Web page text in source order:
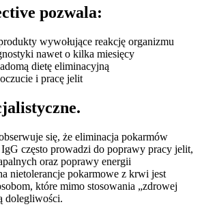
pozwala:
wywołujące reakcję organizmu
nawet o kilka miesięcy
dietę eliminacyjną
i pracę jelit
się, że eliminacja pokarmów
często prowadzi do poprawy pracy jelit,
oraz poprawy energii
nietolerancje pokarmowe z krwi jest
które mimo stosowania „zdrowej
dolegliwości.